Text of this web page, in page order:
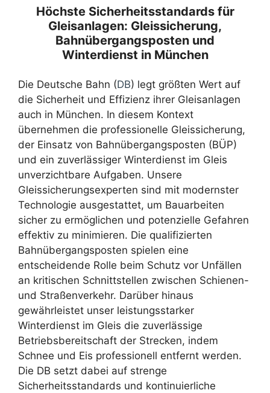
Höchste Sicherheitsstandards für
Gleisanlagen: Gleissicherung,
Bahnübergangsposten und
Winterdienst in München
Die Deutsche Bahn (DB) legt größten Wert auf
die Sicherheit und Effizienz ihrer Gleisanlagen
auch in München. In diesem Kontext
übernehmen die professionelle Gleissicherung,
der Einsatz von Bahnübergangsposten (BÜP)
und ein zuverlässiger Winterdienst im Gleis
unverzichtbare Aufgaben. Unsere
Gleissicherungsexperten sind mit modernster
Technologie ausgestattet, um Bauarbeiten
sicher zu ermöglichen und potenzielle Gefahren
effektiv zu minimieren. Die qualifizierten
Bahnübergangsposten spielen eine
entscheidende Rolle beim Schutz vor Unfällen
an kritischen Schnittstellen zwischen Schienen-
und Straßenverkehr. Darüber hinaus
gewährleistet unser leistungsstarker
Winterdienst im Gleis die zuverlässige
Betriebsbereitschaft der Strecken, indem
Schnee und Eis professionell entfernt werden.
Die DB setzt dabei auf strenge
Sicherheitsstandards und kontinuierliche